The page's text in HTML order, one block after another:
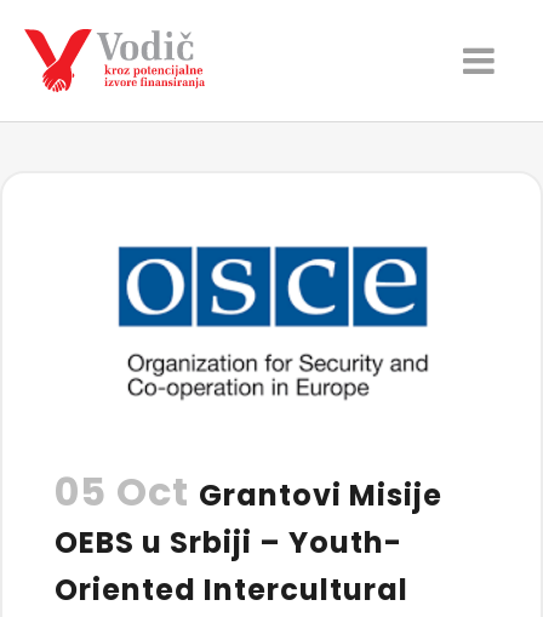
05 Oct Grantovi Misije
OEBS u Srbiji – Youth-
Oriented Intercultural